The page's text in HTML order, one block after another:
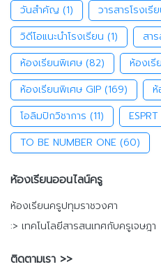
วันสำคัญ (1) วารสารโรงเรี
วิดีโอแนะนำโรงเรียน (1) สา
ห้องเรียนพิเศษ (82) ห้องเรี
ห้องเรียนพิเศษ GIP (169) ห้
โอลิมปิกวิชาการ (11) ESPRT
TO BE NUMBER ONE (60)
ห้องเรียนออนไลน์ครู
ห้องเรียนครูปทุมราชวงศา
:> เทคโนโลยีสารสนเทศกับครูเจษฎา
ติดตามเรา >>